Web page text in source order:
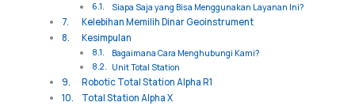
Siapa Saja yang Bisa Menggunakan Layanan Ini?
Kelebihan Memilih Dinar Geoinstrument
Kesimpulan
Bagaimana Cara Menghubungi Kami?
Unit Total Station
Robotic Total Station Alpha R1
Total Station Alpha X